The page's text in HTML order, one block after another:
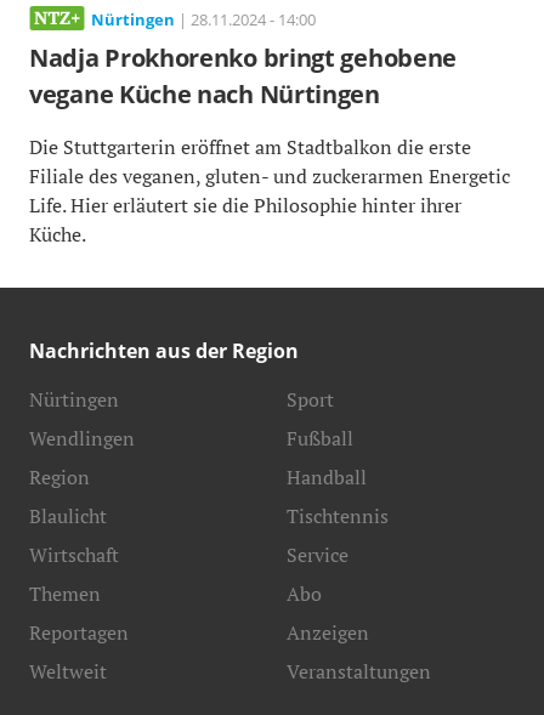
Nürtingen | 28.11.2024 - 14:00
Nadja Prokhorenko bringt gehobene
vegane Küche nach Nürtingen
Die Stuttgarterin eröffnet am Stadtbalkon die erste
Filiale des veganen, gluten- und zuckerarmen Energetic
Life. Hier erläutert sie die Philosophie hinter ihrer
Küche.
Nachrichten aus der Region
Nürtingen
Wendlingen
Region
Blaulicht
Sport
Fußball
Handball
Tischtennis
Wirtschaft
Themen
Reportagen
Weltweit
Service
Abo
Anzeigen
Veranstaltungen